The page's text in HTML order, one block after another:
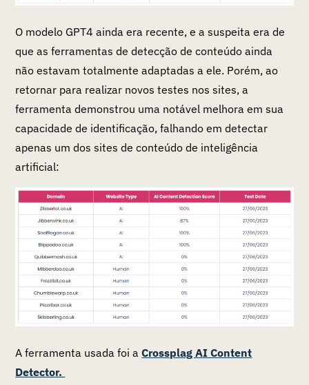
O modelo GPT4 ainda era recente, e a suspeita era de
que as ferramentas de detecção de conteúdo ainda
não estavam totalmente adaptadas a ele. Porém, ao
retornar para realizar novos testes nos sites, a
ferramenta demonstrou uma notável melhora em sua
capacidade de identificação, falhando em detectar
apenas um dos sites de conteúdo de inteligência
artificial:
A ferramenta usada foi aCrossplag AI Content
Detector.